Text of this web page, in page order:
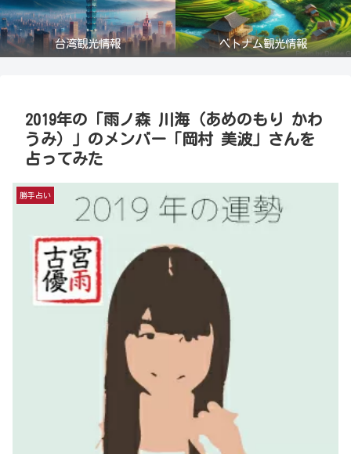
台湾観光情報 ベトナム観光情報
2019年の「雨ノ森 川海（あめのもり かわ
うみ）」のメンバー「岡村 美波」さんを
占ってみた
勝手占い